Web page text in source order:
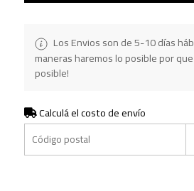
Los Envios son de 5-10 días
maneras haremos lo posible por
posible!
Calculá el costo de envío